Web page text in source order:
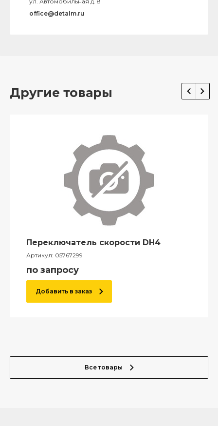
office@detalm.ru
Другие товары
Переключатель скорости DH4
Артикул: 05767299
по запросу
Добавить в заказ
Все товары